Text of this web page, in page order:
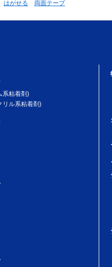
はがせる 両面テープ
系粘着剤)
リル系粘着剤)